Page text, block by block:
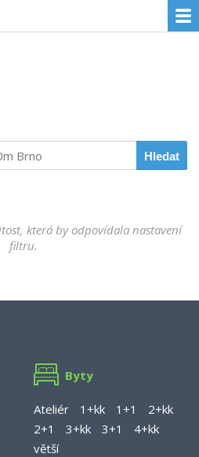
která by odpovídala nastavení
filtru.
Byty
Ateliér 1+kk 1+1
2+kk
2+1
3+kk 3+1
4+kk
větší